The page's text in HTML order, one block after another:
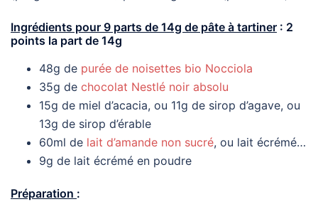
Ingrédients pour 9 parts de 14g de pâte à tartiner : 2
points la part de 14g
48g de purée de noisettes bio Nocciola
35g de chocolat Nestlé noir absolu
15g de miel d’acacia, ou 11g de sirop d’agave, ou
13g de sirop d’érable
60ml de lait d’amande non sucré, ou lait écrémé…
9g de lait écrémé en poudre
Préparation :